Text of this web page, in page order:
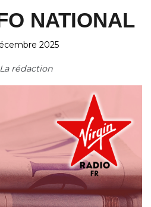
NATIONAL
2025
La rédaction